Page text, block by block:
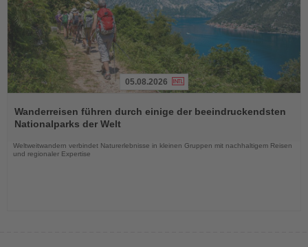
Sie
die
Nachrichten
05.08.2026
Wanderreisen führen durch einige der beeindruckendsten
Nationalparks der Welt
Weltweitwandern verbindet Naturerlebnisse in kleinen Gruppen mit nachhaltigem Reisen
und regionaler Expertise